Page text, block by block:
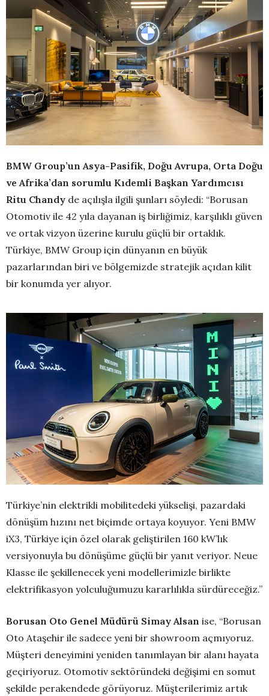
BMW Group’un Asya-Pasifik, Doğu Avrupa, Orta Doğu
ve Afrika’dan sorumlu Kıdemli Başkan Yardımcısı
Ritu Chandy de açılışla ilgili şunları söyledi: “Borusan
Otomotiv ile 42 yıla dayanan iş birliğimiz, karşılıklı güven
ve ortak vizyon üzerine kurulu güçlü bir ortaklık.
Türkiye, BMW Group için dünyanın en büyük
pazarlarından biri ve bölgemizde stratejik açıdan kilit
bir konumda yer alıyor.
Türkiye’nin elektrikli mobilitedeki yükselişi, pazardaki
dönüşüm hızını net biçimde ortaya koyuyor. Yeni BMW
iX3, Türkiye için özel olarak geliştirilen 160 kW’lık
versiyonuyla bu dönüşüme güçlü bir yanıt veriyor. Neue
Klasse ile şekillenecek yeni modellerimizle birlikte
elektrifikasyon yolculuğumuzu kararlılıkla sürdüreceğiz.”
Borusan Oto Genel Müdürü Simay Alsan ise, “Borusan
Oto Ataşehir ile sadece yeni bir showroom açmıyoruz.
Müşteri deneyimini yeniden tanımlayan bir alanı hayata
geçiriyoruz. Otomotiv sektöründeki değişimi en somut
şekilde perakendede görüyoruz. Müşterilerimiz artık